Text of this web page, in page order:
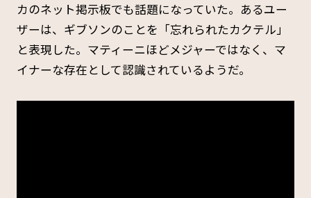
カのネット掲示板でも話題になっていた。あるユー
ザーは、ギブソンのことを「忘れられたカクテル」
と表現した。マティーニほどメジャーではなく、マ
イナーな存在として認識されているようだ。